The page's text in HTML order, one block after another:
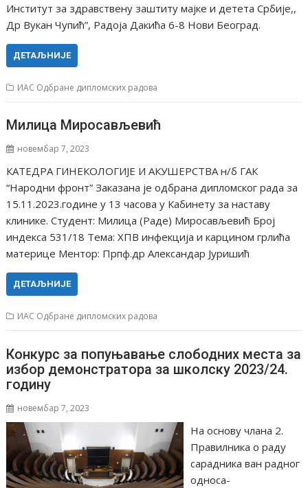
Институт за здравствену заштиту мајке и детета Србије,,
Др Вукан Чупић”, Радоја Дакића 6-8 Нови Београд.
ДЕТАЉНИЈЕ
ИАС Одбране дипломских радова
Милица Миросављевић
новембар 7, 2023
КАТЕДРА ГИНЕКОЛОГИЈЕ И АКУШЕРСТВА н/б ГАК
“Народни фронт” Заказана је одбрана дипломског рада за
15.11.2023.године у 13 часова у Кабинету за наставу
клинике. Студент: Милица (Раде) Миросављевић Број
индекса 531/18 Тема: ХПВ инфекција и карцином грлића
материце Ментор: Прпф.др Александар Јуришић
ДЕТАЉНИЈЕ
ИАС Одбране дипломских радова
Конкурс за попуњавање слободних места за
избор демонстратора за школску 2023/24.
годину
новембар 7, 2023
На основу члана 2.
Правилника о раду
сарадника ван радног
односа-